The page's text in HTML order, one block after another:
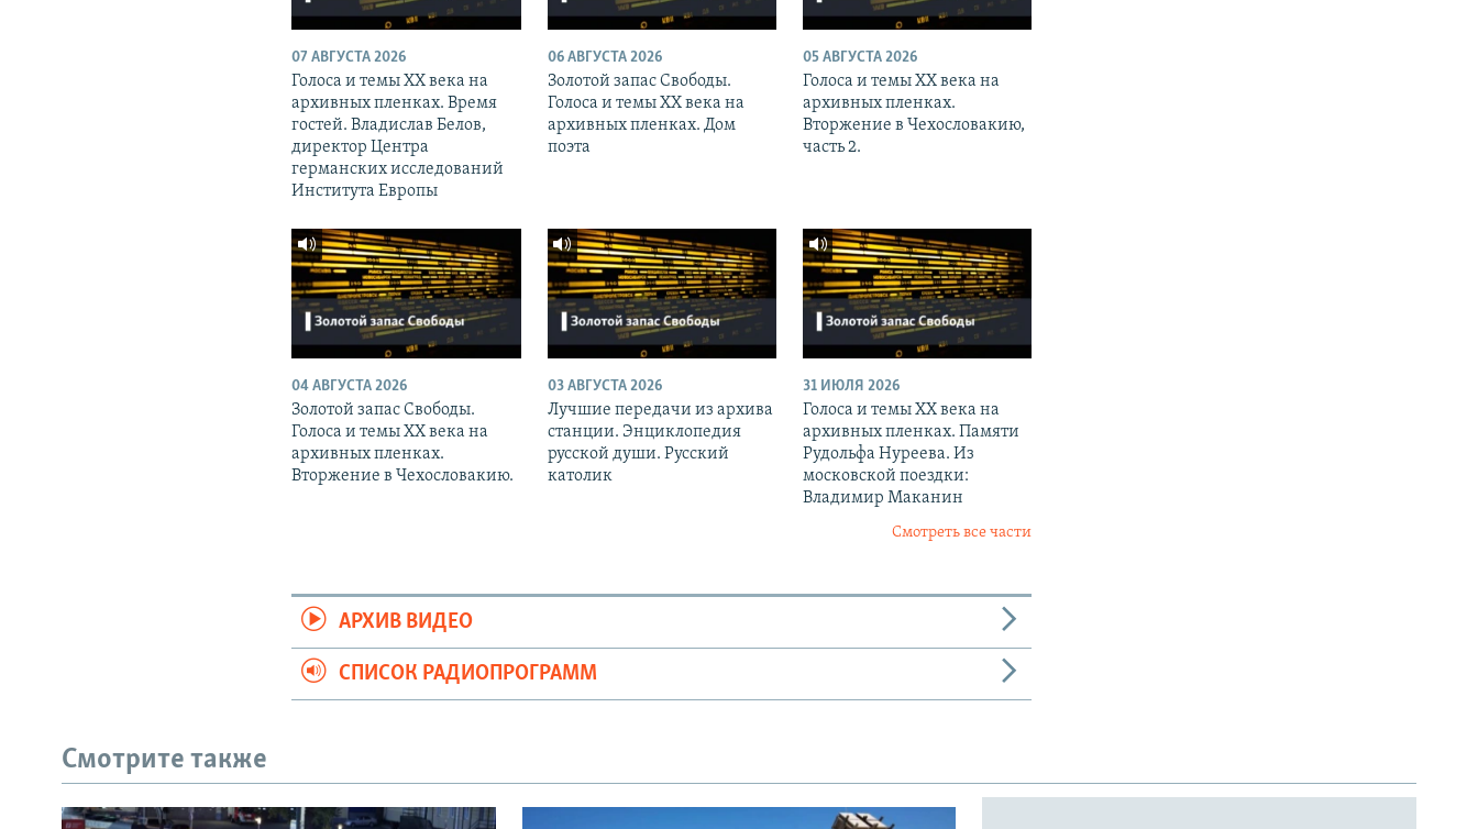
07 АВГУСТА 2026
Голоса и темы XX века на
архивных пленках. Время
гостей. Владислав Белов,
директор Центра
германских исследований
Института Европы
06 АВГУСТА 2026
Золотой запас Свободы.
Голоса и темы XX века на
архивных пленках. Дом
поэта
05 АВГУСТА 2026
Голоса и темы XX века на
архивных пленках.
Вторжение в Чехословакию,
часть 2.
04 АВГУСТА 2026
Золотой запас Свободы.
Голоса и темы XX века на
архивных пленках.
Вторжение в Чехословакию.
03 АВГУСТА 2026
Лучшие передачи из архива
станции. Энциклопедия
русской души. Русский
католик
31 ИЮЛЯ 2026
Голоса и темы XX века на
архивных пленках. Памяти
Рудольфа Нуреева. Из
московской поездки:
Владимир Маканин
Смотреть все части
АРХИВ ВИДЕО
СПИСОК РАДИОПРОГРАММ
Смотрите также